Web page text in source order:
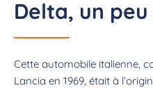
Delta, un peu
Cette automobile italienne,
Lancia en 1969, était à